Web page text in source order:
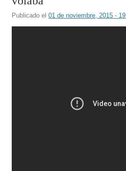
Publicado el 01 de noviembre, 2015 -